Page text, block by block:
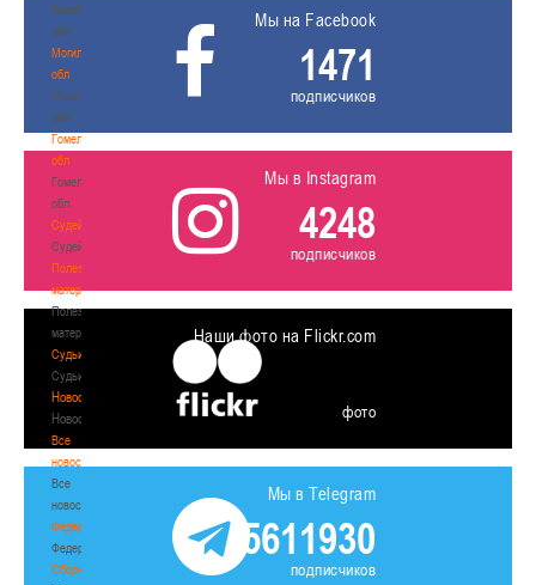
Витебская
обл
Могилевская
обл
Могилевская
обл
Гомельская
обл
Гомельская
обл
Судейство
Судейство
Полезные
материалы
Полезные
материалы
Судьи
Судьи
Новости
Новости
Все
новости
Все
новости
Федерация
Федерация
Сборные
Мы на Facebook
1471
подписчиков
Мы в Instagram
4248
подписчиков
Наши фото на Flickr.com
фото
Мы в Telegram
5611930
подписчиков